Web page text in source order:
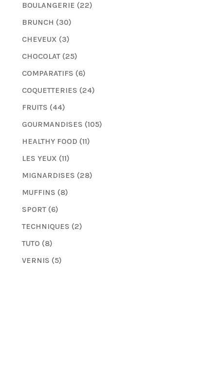
BOULANGERIE (22)
BRUNCH (30)
CHEVEUX (3)
CHOCOLAT(25)
COMPARATIFS (6)
COQUETTERIES (24)
FRUITS (44)
GOURMANDISES (105)
HEALTHY FOOD (11)
LES YEUX (11)
MIGNARDISES (28)
MUFFINS (8)
SPORT(6)
TECHNIQUES (2)
TUTO (8)
VERNIS (5)